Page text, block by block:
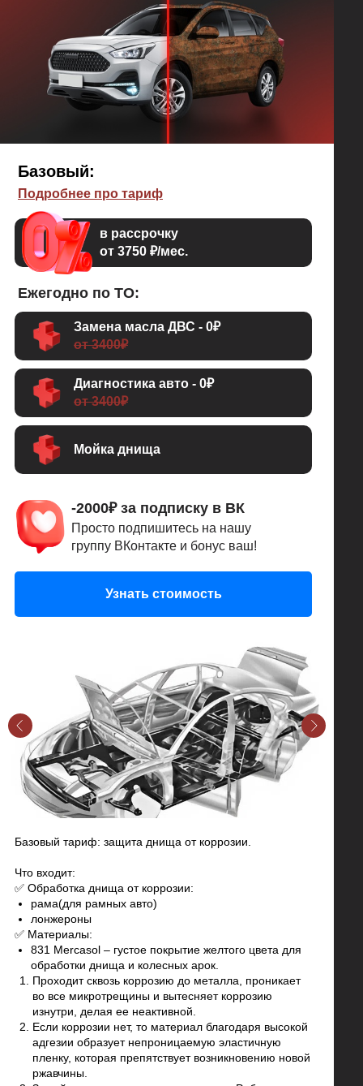
-2000₽ за подписку в ВК
Просто подпишитесь на нашу
группу ВКонтакте и бонус ваш!
Ежегодно по ТО:
Подробнее про тариф
Базовый:
Узнать стоимость
Мойка днища
Диагностика авто - 0₽
от 3400₽
в рассрочку
от 3750 ₽/мес.
Замена масла ДВС - 0₽
от 3400₽
Базовый тариф: защита днища от коррозии.
Что входит:
✅ Обработка днища от коррозии:
рама(для рамных авто)
лонжероны
✅ Материалы:
831 Mercasol – густое покрытие желтого цвета для
обработки днища и колесных арок.
Проходит сквозь коррозию до металла, проникает
во все микротрещины и вытесняет коррозию
изнутри, делая ее неактивной.
Если коррозии нет, то материал благодаря высокой
адгезии образует непроницаемую эластичную
пленку, которая препятствует возникновению новой
ржавчины.